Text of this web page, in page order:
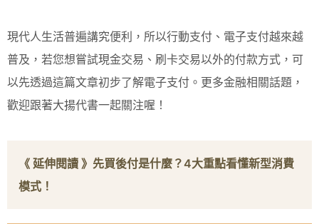
現代人生活普遍講究便利，所以行動支付、電子支付越來越
普及，若您想嘗試現金交易、刷卡交易以外的付款方式，可
以先透過這篇文章初步了解電子支付。更多金融相關話題，
歡迎跟著大揚代書一起關注喔！
《 延伸閱讀 》 先買後付是什麼？4大重點看懂新型消費
模式！